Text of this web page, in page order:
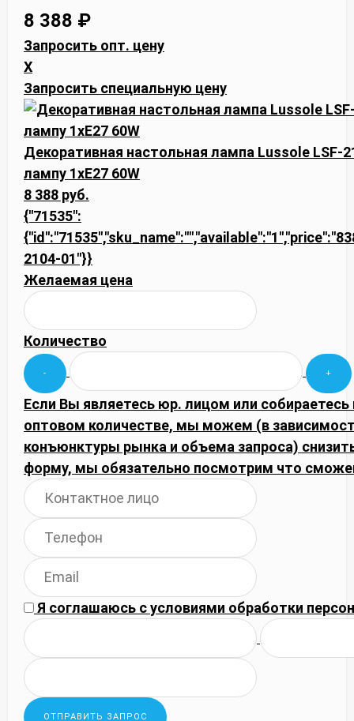
8 388 ₽
Запросить опт. цену
X
Запросить специальную цену
Декоративная настольная лампа Lussole LSF-
лампу 1xE27 60W
8 388 руб.
{"71535":
2104-01"}}
Желаемая цена
Количество
Если Вы являетесь юр. лицом или собираетесь
оптовом количестве, мы можем (в
конъюнктуры рынка и объема запроса)
форму, мы обязательно посмотрим что
Я соглашаюсь сусловиями обработки